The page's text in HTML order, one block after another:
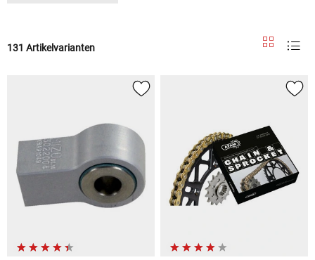
131 Artikelvarianten